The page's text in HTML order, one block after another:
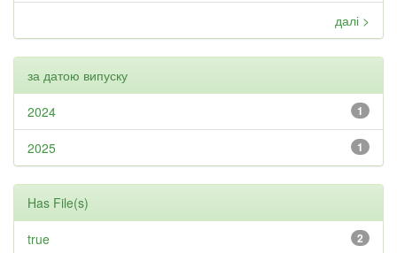
далі >
за датою випуску
1
2024
1
2025
Has File(s)
2
true